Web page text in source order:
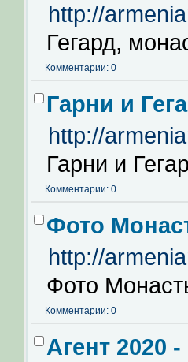
http://
Гегард,
Комментарии: 0
Гарни и
http://
Гарни и
Комментарии: 0
Фото
http://
Фото
Комментарии: 0
Агент 2020